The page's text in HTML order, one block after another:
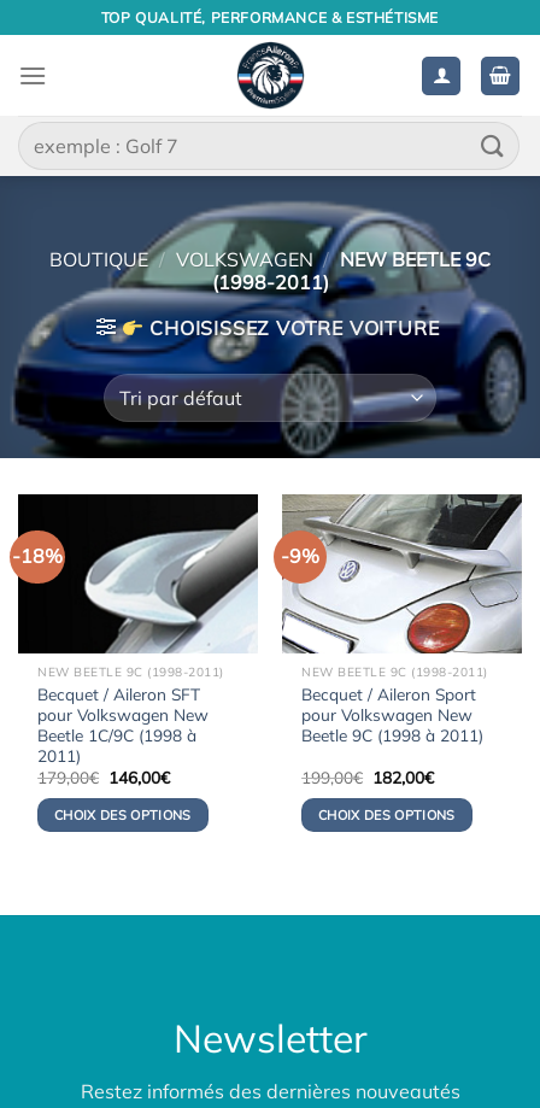
contenu
TOP QUALITÉ, PERFORMANCE & ESTHÉTISME
Recherche
pour :
BOUTIQUE / VOLKSWAGEN / NEW BEETLE 9C
(1998-2011)
CHOISISSEZ VOTRE VOITURE
-18%
NEW BEETLE 9C (1998-2011)
Becquet / Aileron SFT
pour Volkswagen New
Beetle 1C/9C (1998 à
2011)
179,00€ Le
prix
initial
était :
179,00€.
146,00€Le
actuel
est :
146,00€.
CHOIX DES OPTIONS
-9%
NEW BEETLE 9C (1998-2011)
Becquet / Aileron Sport
pour Volkswagen New
Beetle 9C (1998 à 2011)
199,00€ Le
initial
était :
199,00€.
182,00€Le
actuel
est :
182,00€.
CHOIX DES OPTIONS
Newsletter
Restez informés des dernières nouveautés